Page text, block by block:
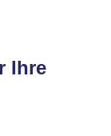
Ihre